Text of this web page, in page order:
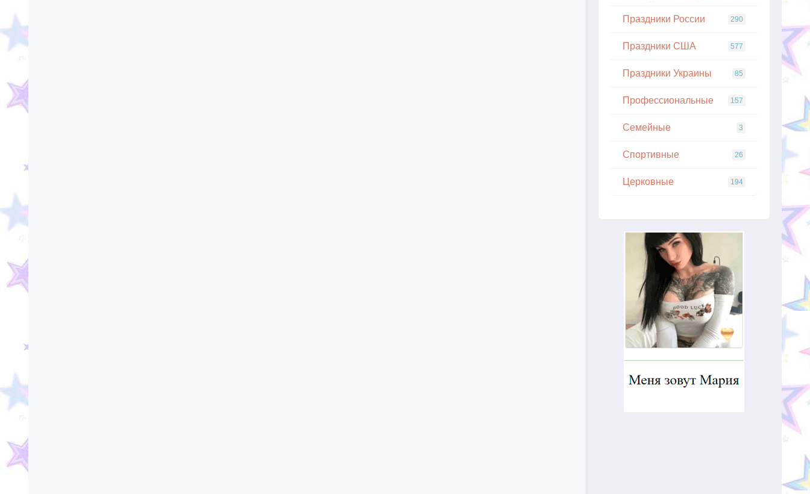
Праздники России 290
Праздники США 577
Праздники Украины 85
Профессиональные 157
Семейные 3
Спортивные 26
Церковные 194